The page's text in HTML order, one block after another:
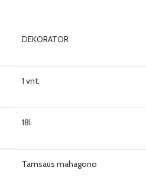
DEKORATOR
1 vnt.
18l
Tamsaus mahagono